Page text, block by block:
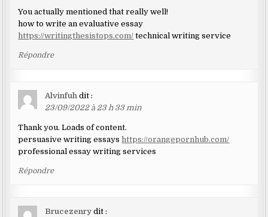
You actually mentioned that really well!
how to write an evaluative essay
https://writingthesistops.com/ technical writing service
Répondre
Alvinfuh dit :
23/09/2022 à 23 h 33 min
Thank you. Loads of content.
persuasive writing essayshttps://orangepornhub.com/
professional essay writing services
Répondre
Brucezenry dit :